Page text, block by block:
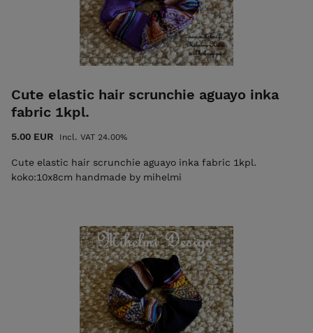
Cute elastic hair scrunchie aguayo inka
fabric 1kpl.
5.00 EUR Incl. VAT 24.00%
Cute elastic hair scrunchie aguayo inka fabric 1kpl.
koko:10x8cm handmade by mihelmi